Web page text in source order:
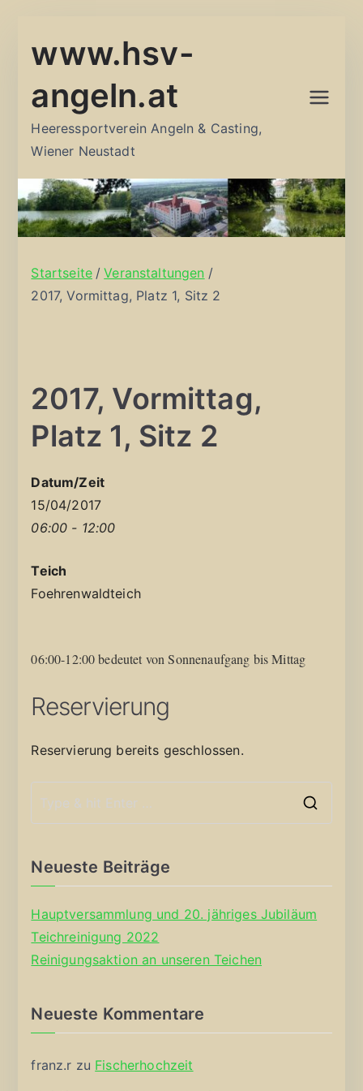
Inhalt
www.hsv-
angeln.at
Heeressportverein Angeln & Casting,
Wiener Neustadt
Startseite
Veranstaltungen
2017, Vormittag, Platz 1, Sitz 2
2017, Vormittag,
Platz 1, Sitz 2
Datum/Zeit
15/04/2017
06:00 - 12:00
Teich
Foehrenwaldteich
06:00-12:00 bedeutet von Sonnenaufgang bis Mittag
Reservierung
Reservierung bereits geschlossen.
Neueste Beiträge
Hauptversammlung und 20. jähriges Jubiläum
Teichreinigung 2022
Reinigungsaktion an unseren Teichen
Neueste Kommentare
franz.r zu Fischerhochzeit